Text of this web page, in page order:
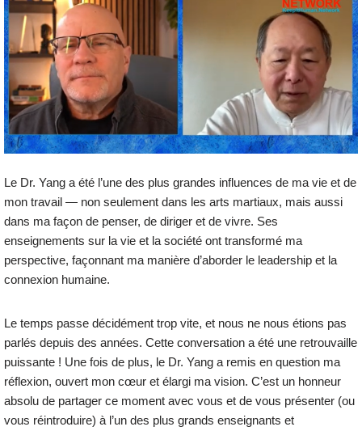
Le Dr. Yang a été l’une des plus grandes influences de ma vie et de
mon travail — non seulement dans les arts martiaux, mais aussi
dans ma façon de penser, de diriger et de vivre. Ses
enseignements sur la vie et la société ont transformé ma
perspective, façonnant ma manière d’aborder le leadership et la
connexion humaine.
Le temps passe décidément trop vite, et nous ne nous étions pas
parlés depuis des années. Cette conversation a été une retrouvaille
puissante ! Une fois de plus, le Dr. Yang a remis en question ma
réflexion, ouvert mon cœur et élargi ma vision. C’est un honneur
absolu de partager ce moment avec vous et de vous présenter (ou
vous réintroduire) à l’un des plus grands enseignants et